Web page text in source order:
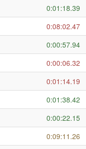
0:01:18.39
0:08:02.47
0:00:57.94
0:00:06.32
0:01:14.19
0:01:38.42
0:00:22.15
0:09:11.26